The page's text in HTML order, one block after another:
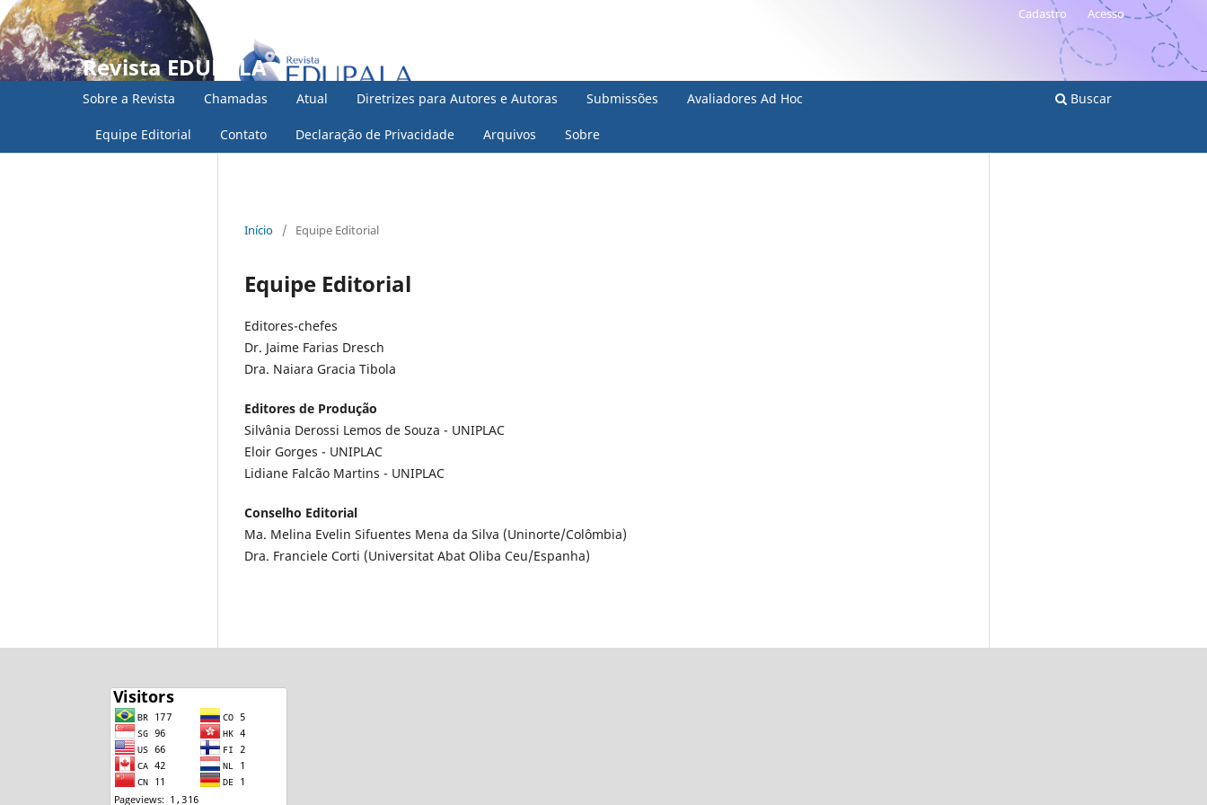
Revista EDUPALA
Sobre a Revista Chamadas Atual Diretrizes para Autores e Autoras Submissões Avaliadores Ad Hoc
Equipe Editorial Contato Declaração de Privacidade Arquivos Sobre
Buscar
Cadastro Acesso
Início / Equipe Editorial
Equipe Editorial
Editores-chefes
Dr. Jaime Farias Dresch
Dra. Naiara Gracia Tibola
Editores de Produção
Silvânia Derossi Lemos de Souza - UNIPLAC
Eloir Gorges - UNIPLAC
Lidiane Falcão Martins - UNIPLAC
Conselho Editorial
Ma. Melina Evelin Sifuentes Mena da Silva (Uninorte/Colômbia)
Dra. Franciele Corti (Universitat Abat Oliba Ceu/Espanha)